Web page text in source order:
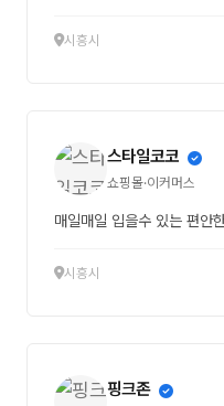
시흥시
스타일코코
쇼핑몰·이커머스
시흥시
핑크존